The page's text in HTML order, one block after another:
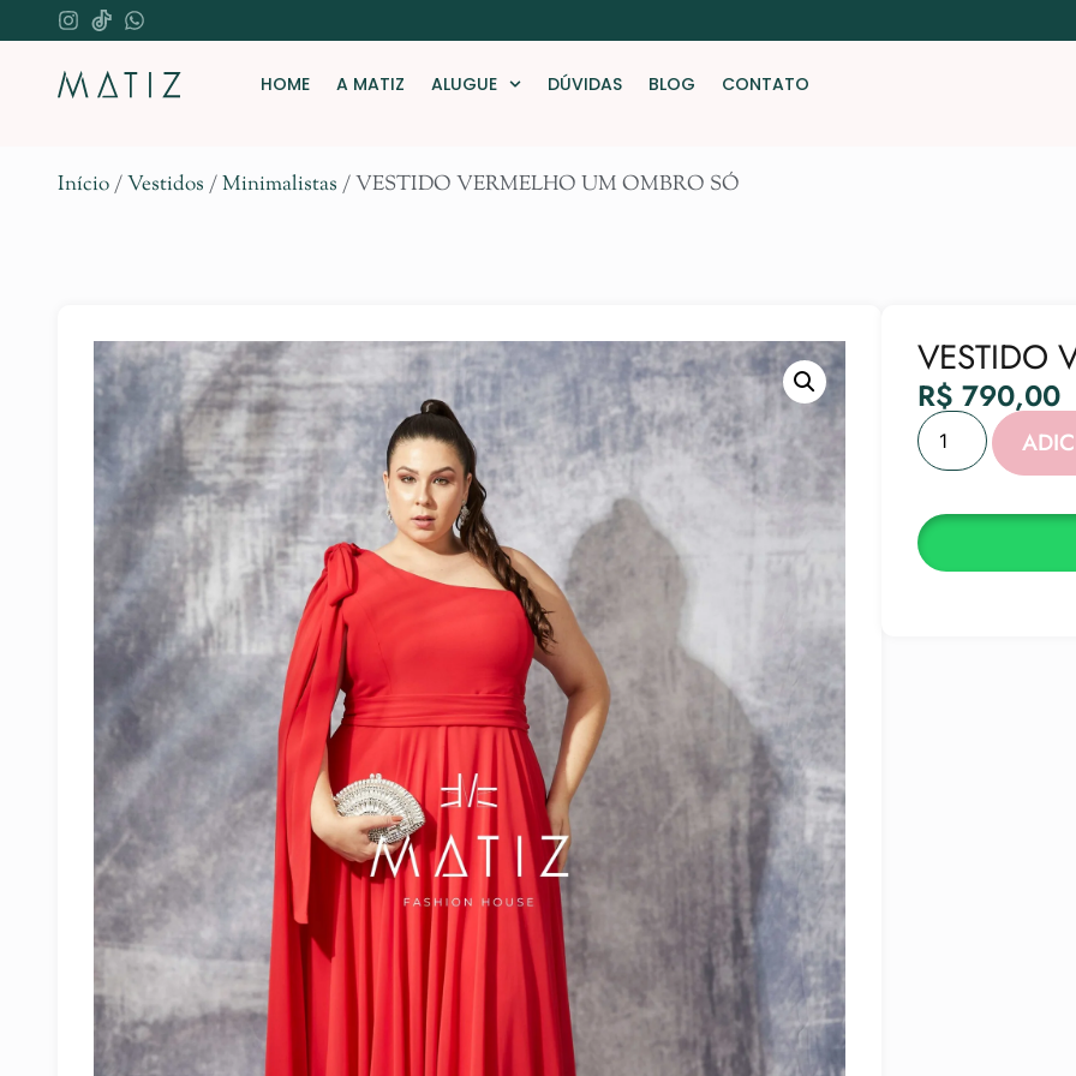
HOME A MATIZ ALUGUE DÚVIDAS BLOG CONTATO
Início/Vestidos /Minimalistas / VESTIDO VERMELHO UM OMBRO SÓ
VESTIDO
R$ 790,00